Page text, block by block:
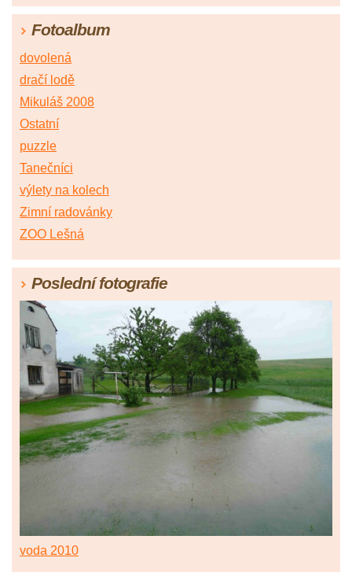
Fotoalbum
dovolená
dračí lodě
Mikuláš 2008
Ostatní
puzzle
Tanečníci
výlety na kolech
Zimní radovánky
ZOO Lešná
Poslední fotografie
voda 2010